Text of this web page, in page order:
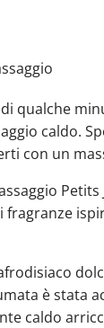
qualche
caldo.
con un
fragranze
è stata
caldo